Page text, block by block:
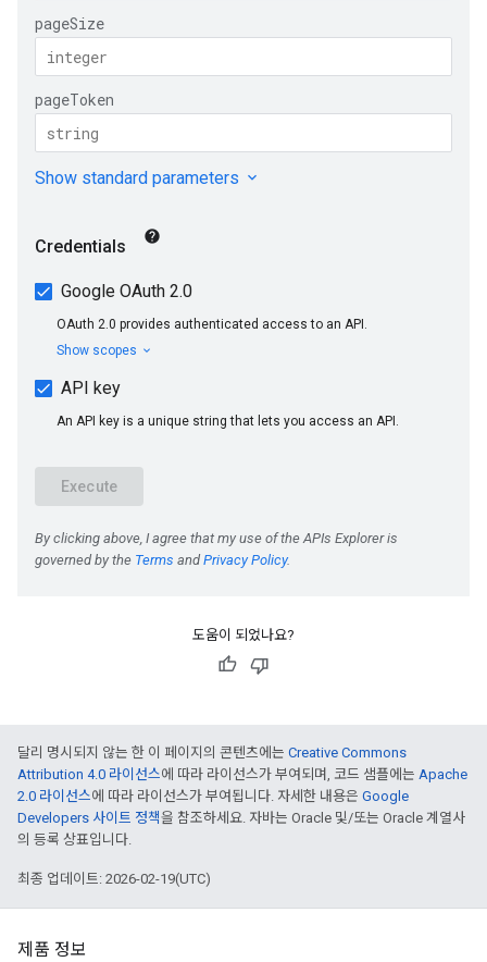
도움이 되었나요?
달리 명시되지 않는 한 이 페이지의 콘텐츠에는 Creative Commons
Attribution 4.0 라이선스에 따라 라이선스가 부여되며, 코드 샘플에는 Apache
2.0 라이선스에 따라 라이선스가 부여됩니다. 자세한 내용은 Google
Developers 사이트 정책을 참조하세요. 자바는 Oracle 및/또는 Oracle 계열사
의 등록 상표입니다.
최종 업데이트: 2026-02-19(UTC)
제품 정보